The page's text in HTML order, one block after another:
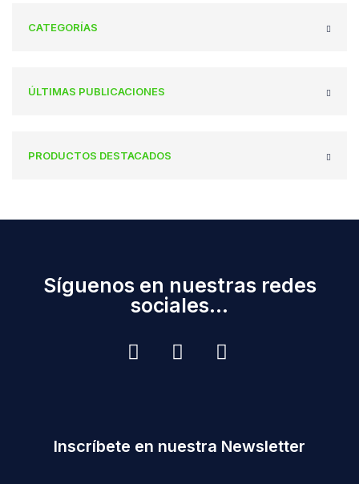
CATEGORÍAS
ÚLTIMAS PUBLICACIONES
PRODUCTOS DESTACADOS
Síguenos en nuestras redes
sociales...
Inscríbete en nuestra Newsletter